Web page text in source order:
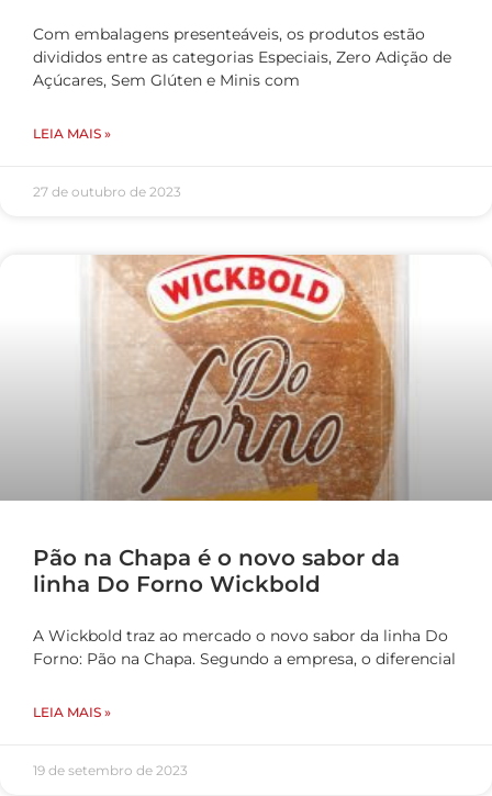
Com embalagens presenteáveis, os produtos estão
divididos entre as categorias Especiais, Zero Adição de
Açúcares, Sem Glúten e Minis com
LEIA MAIS »
27 de outubro de 2023
Pão na Chapa é o novo sabor da
linha Do Forno Wickbold
A Wickbold traz ao mercado o novo sabor da linha Do
Forno: Pão na Chapa. Segundo a empresa, o diferencial
LEIA MAIS »
19 de setembro de 2023